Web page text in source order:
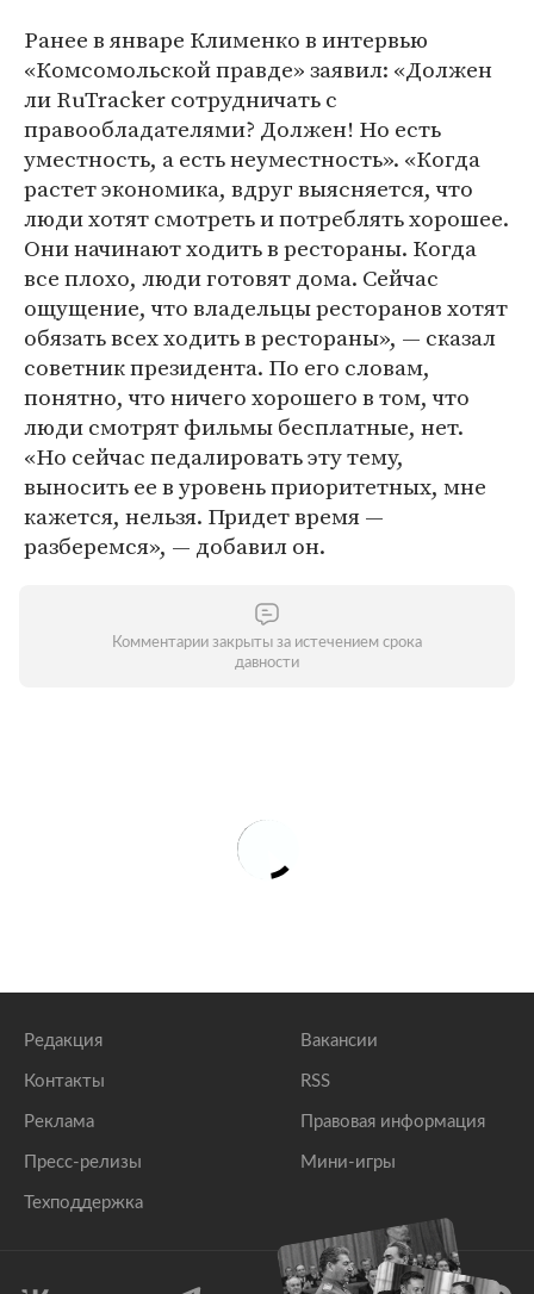
Ранее в январе Клименко в интервью
«Комсомольской правде» заявил: «Должен
ли RuTracker сотрудничать с
правообладателями? Должен! Но есть
уместность, а есть неуместность». «Когда
растет экономика, вдруг выясняется, что
люди хотят смотреть и потреблять хорошее.
Они начинают ходить в рестораны. Когда
все плохо, люди готовят дома. Сейчас
ощущение, что владельцы ресторанов хотят
обязать всех ходить в рестораны», — сказал
советник президента. По его словам,
понятно, что ничего хорошего в том, что
люди смотрят фильмы бесплатные, нет.
«Но сейчас педалировать эту тему,
выносить ее в уровень приоритетных, мне
кажется, нельзя. Придет время —
разберемся», — добавил он.
Комментарии закрыты за истечением срока
давности
Редакция
Контакты
Реклама
Пресс-релизы
Техподдержка
Вакансии
RSS
Правовая информация
Мини-игры